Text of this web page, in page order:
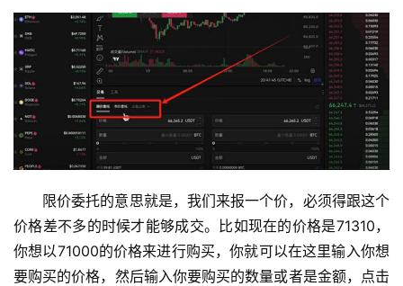
限价委托的意思就是，我们来报一个价，必须得跟这个
价格差不多的时候才能够成交。比如现在的价格是71310，
你想以71000的价格来进行购买，你就可以在这里输入你想
要购买的价格，然后输入你要购买的数量或者是金额，点击